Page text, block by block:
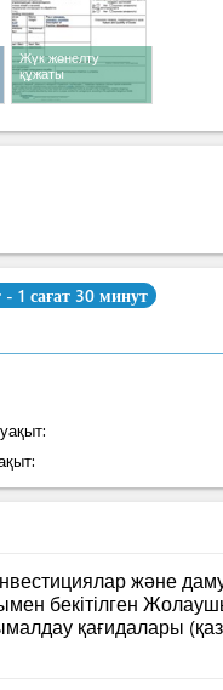
Жүк жөнелту
құжаты
1 сағат 30 минут
және
бекітілген
қағидалары